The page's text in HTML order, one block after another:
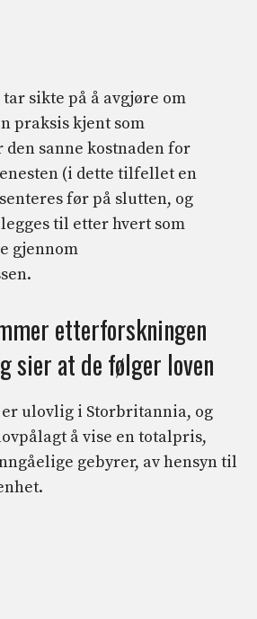
sikte på å avgjøre om
praksis kjent som
sanne kostnaden for
(i dette tilfellet en
før på slutten, og
til etter hvert som
gjennom
etterforskningen
sier at de følger loven
ulovlig i Storbritannia, og
å vise en totalpris,
gebyrer, av hensyn til